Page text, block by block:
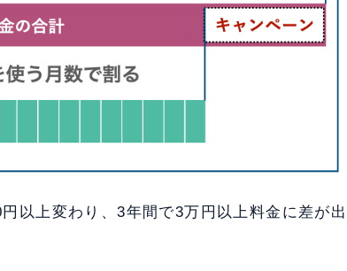
以上変わり、3年間で3万円以上料金に差が